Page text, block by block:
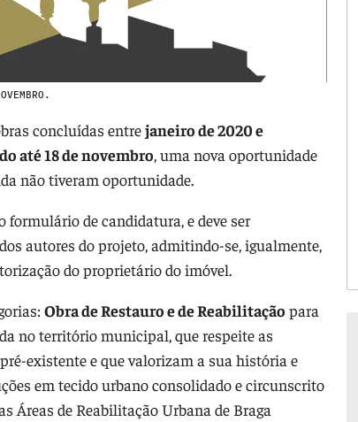
concluídas entrejaneiro de 2020 e
até 18 de novembro , uma nova oportunidade
não tiveram oportunidade.
formulário de candidatura, e deve ser
autores do projeto, admitindo-se, igualmente,
do proprietário do imóvel.
Obra de Restauro e de Reabilitação para
no território municipal, que respeite as
existente e que valorizam a sua história e
em tecido urbano consolidado e circunscrito
Áreas de Reabilitação Urbana de Braga